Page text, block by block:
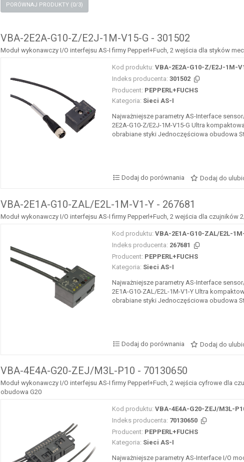
PORÓWNAJ PRODUKTY (0/3)
VBA-2E2A-G10-Z/E2J-1M-V15-G - 301502
Moduł wykonawczy I/O interfejsu AS-I firmy Pepperl+Fuch, 2 wejścia dla styków
Kod produktu: VBA-2E2A-G10-Z/E2J-1M-
Indeks producenta: 301502
Producent: PEPPERL+FUCHS
Kategoria: Sieci AS-I
Najważniejsze parametry AS-Interface
2E2A-G10-Z/E2J-1M-V15-G Ultra
obrabiane styki Jednoczęściowa obudowa
Dodaj do porównania Dodaj do
VBA-2E1A-G10-ZAL/E2L-1M-V1-Y - 267681
Moduł wykonawczy I/O interfejsu AS-I firmy Pepperl+Fuch, 2 wejścia dla czujników
Kod produktu: VBA-2E1A-G10-ZAL/E2L-
Indeks producenta: 267681
Producent: PEPPERL+FUCHS
Kategoria: Sieci AS-I
Najważniejsze parametry AS-Interface
2E1A-G10-ZAL/E2L-1M-V1-Y Ultra
obrabiane styki Jednoczęściowa obudowa
Dodaj do porównania Dodaj do
VBA-4E4A-G20-ZEJ/M3L-P10 - 70130650
Moduł wykonawczy I/O interfejsu AS-I firmy Pepperl+Fuch, 2 wejścia cyfrowe dla
obudowa G20
Kod produktu: VBA-4E4A-G20-ZEJ/M3L-
Indeks producenta: 70130650
Producent: PEPPERL+FUCHS
Kategoria: Sieci AS-I
Najważniejsze parametry AS-Interface I/O